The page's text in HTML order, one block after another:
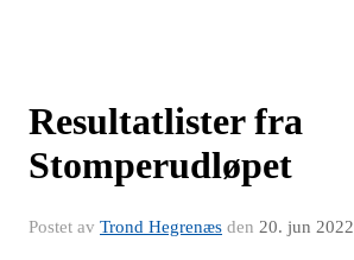
Resultatlister fra
Stomperudløpet
Postet av Trond Hegrenæs den 20. jun 2022